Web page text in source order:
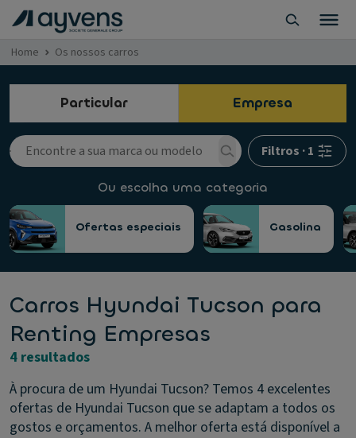
Home Os nossos carros
Particular Empresa
Filtros ·1
Ou escolha uma categoria
Ofertas especiais Gasolina
Carros Hyundai Tucson para
Renting Empresas
4 resultados
À procura de um Hyundai Tucson? Temos 4 excelentes
ofertas de Hyundai Tucson que se adaptam a todos os
gostos e orçamentos. A melhor oferta está disponível a